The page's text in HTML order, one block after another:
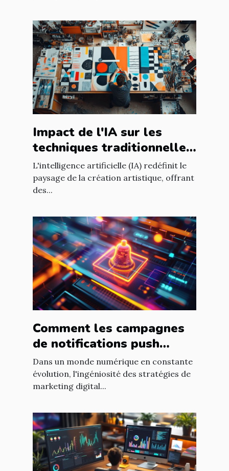
Impact de l'IA sur les
techniques traditionnelles
de création artistique
L'intelligence artificielle (IA) redéfinit le
paysage de la création artistique, offrant
des...
Comment les campagnes
de notifications push
peuvent dynamiser le
référencement
Dans un monde numérique en constante
évolution, l'ingéniosité des stratégies de
marketing digital...